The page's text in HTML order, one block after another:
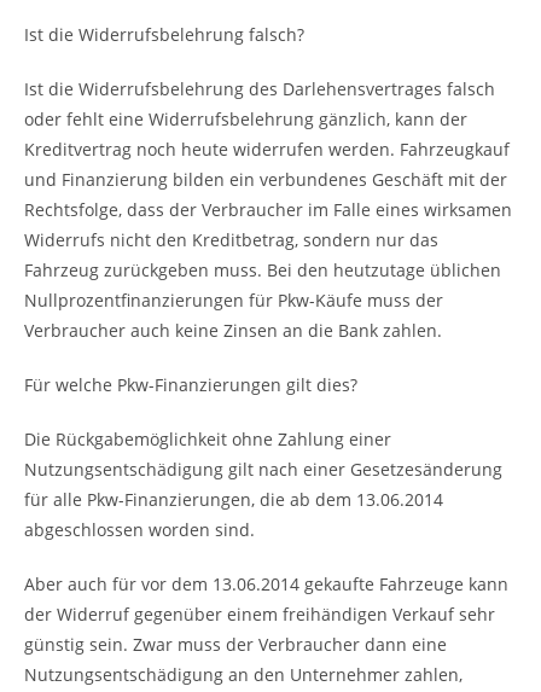
Ist die Widerrufsbelehrung falsch?
Ist die Widerrufsbelehrung des Darlehensvertrages falsch
oder fehlt eine Widerrufsbelehrung gänzlich, kann der
Kreditvertrag noch heute widerrufen werden. Fahrzeugkauf
und Finanzierung bilden ein verbundenes Geschäft mit der
Rechtsfolge, dass der Verbraucher im Falle eines wirksamen
Widerrufs nicht den Kreditbetrag, sondern nur das
Fahrzeug zurückgeben muss. Bei den heutzutage üblichen
Nullprozentfinanzierungen für Pkw-Käufe muss der
Verbraucher auch keine Zinsen an die Bank zahlen.
Für welche Pkw-Finanzierungen gilt dies?
Die Rückgabemöglichkeit ohne Zahlung einer
Nutzungsentschädigung gilt nach einer Gesetzesänderung
für alle Pkw-Finanzierungen, die ab dem 13.06.2014
abgeschlossen worden sind.
Aber auch für vor dem 13.06.2014 gekaufte Fahrzeuge kann
der Widerruf gegenüber einem freihändigen Verkauf sehr
günstig sein. Zwar muss der Verbraucher dann eine
Nutzungsentschädigung an den Unternehmer zahlen,